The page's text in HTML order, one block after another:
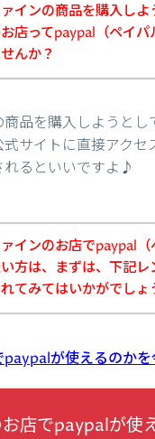
インの商品を購入し
店ってpaypal（ペイ
んか？
品を購入しようと
サイトに直接アク
れるといいですよ♪
インのお店でpaypal
方は、まずは、下記
てみてはいかがでしょ
が使えるのか
店でpaypalが使